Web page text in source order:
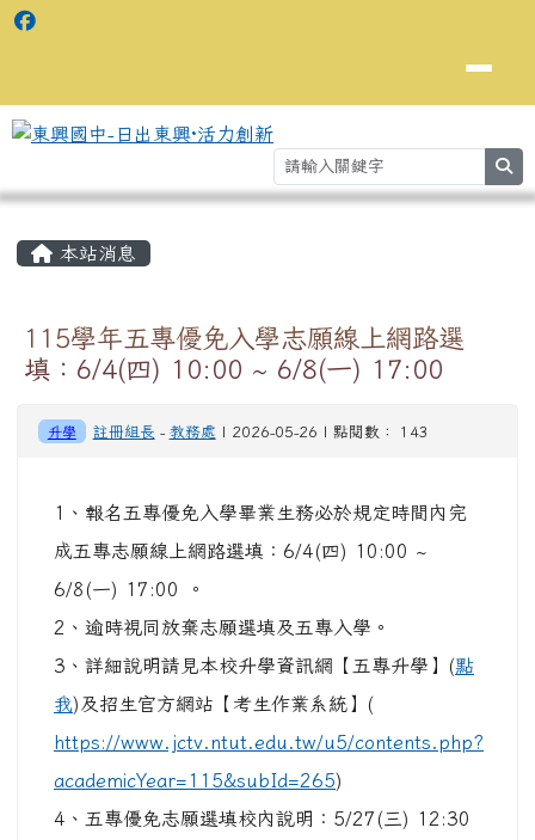
本站消息
115學年五專優免入學志願線上網路選
填：6/4(四) 10:00 ~ 6/8(一) 17:00
升學 註冊組長 - 教務處 | 2026-05-26 | 點閱數： 143
1、報名五專優免入學畢業生務必於規定時間內完
成五專志願線上網路選填：6/4(四) 10:00 ~
6/8(一) 17:00 。
2、逾時視同放棄志願選填及五專入學。
3、詳細說明請見本校升學資訊網【五專升學】(點
我)及招生官方網站【考生作業系統】(
https://www.jctv.ntut.edu.tw/u5/contents.php?
academicYear=115&subId=265)
4、五專優免志願選填校內說明：5/27(三) 12:30